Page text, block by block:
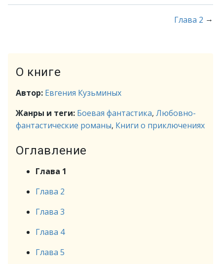
Глава 2 →
О книге
Автор: Евгения Кузьминых
Жанры и теги: Боевая фантастика, Любовно-
фантастические романы, Книги о приключениях
Оглавление
Глава 1
Глава 2
Глава 3
Глава 4
Глава 5